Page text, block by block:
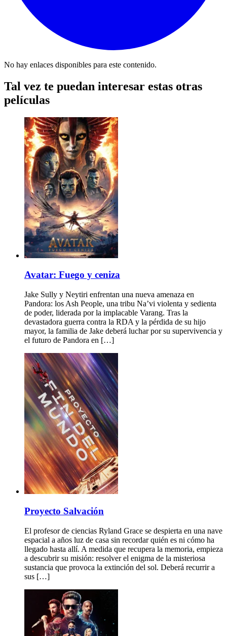
No hay enlaces disponibles para este contenido.
Tal vez te puedan interesar estas otras
películas
Avatar: Fuego y ceniza
Jake Sully y Neytiri enfrentan una nueva amenaza en
Pandora: los Ash People, una tribu Na’vi violenta y sedienta
de poder, liderada por la implacable Varang. Tras la
devastadora guerra contra la RDA y la pérdida de su hijo
mayor, la familia de Jake deberá luchar por su supervivencia y
el futuro de Pandora en […]
Proyecto Salvación
El profesor de ciencias Ryland Grace se despierta en una nave
espacial a años luz de casa sin recordar quién es ni cómo ha
llegado hasta allí. A medida que recupera la memoria, empieza
a descubrir su misión: resolver el enigma de la misteriosa
sustancia que provoca la extinción del sol. Deberá recurrir a
sus […]